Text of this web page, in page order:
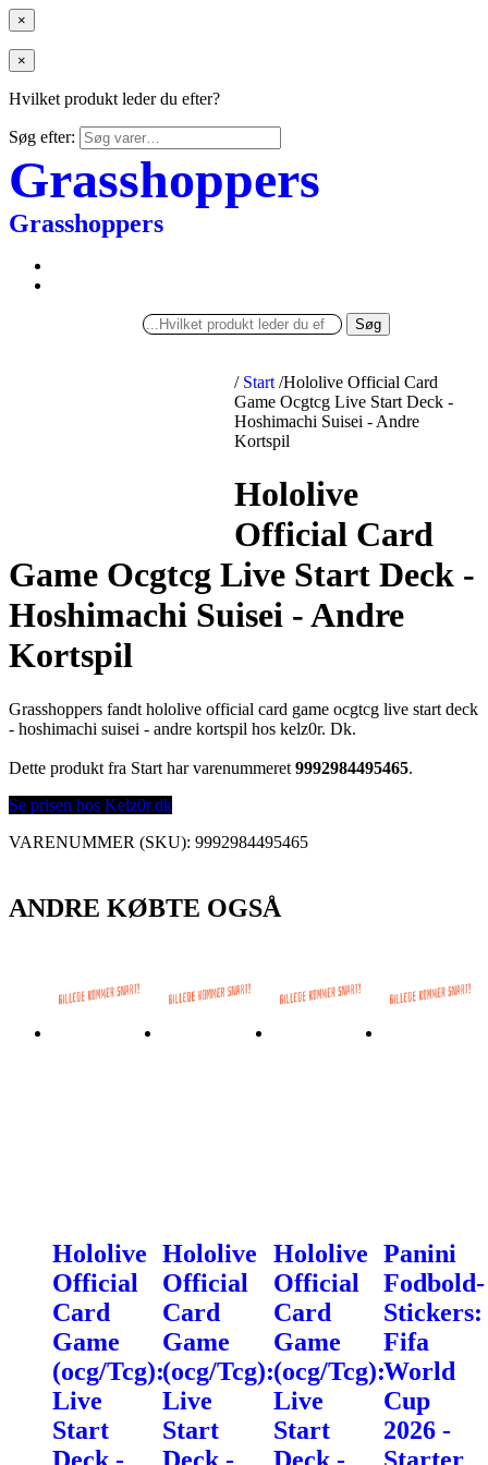
×
×
Hvilket produkt leder du efter?
Søg efter:
Grasshoppers
Grasshoppers
Søg
/ Start /Hololive Official Card
Game Ocgtcg Live Start Deck -
Hoshimachi Suisei - Andre
Kortspil
Hololive
Official Card
Game Ocgtcg Live Start Deck -
Hoshimachi Suisei - Andre
Kortspil
Grasshoppers fandt hololive official card game ocgtcg live start deck
- hoshimachi suisei - andre kortspil hos kelz0r. Dk.
Dette produkt fra Start har varenummeret 9992984495465.
Se prisen hos Kelz0r.dk
VARENUMMER (SKU): 9992984495465
ANDRE KØBTE OGSÅ
Hololive
Official
Card
Game
(ocg/Tcg):
Live
Start
Deck -
Hololive
Official
Card
Game
(ocg/Tcg):
Live
Start
Deck -
Hololive
Official
Card
Game
(ocg/Tcg):
Live
Start
Deck -
Panini
Fodbold-
Stickers:
Fifa
World
Cup
2026 -
Starter